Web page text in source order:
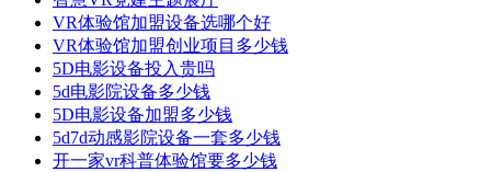
VR体验馆加盟设备选哪个好
VR体验馆加盟创业项目多少钱
5D电影设备投入贵吗
5d电影院设备多少钱
5D电影设备加盟多少钱
5d7d动感影院设备一套多少钱
开一家vr科普体验馆要多少钱